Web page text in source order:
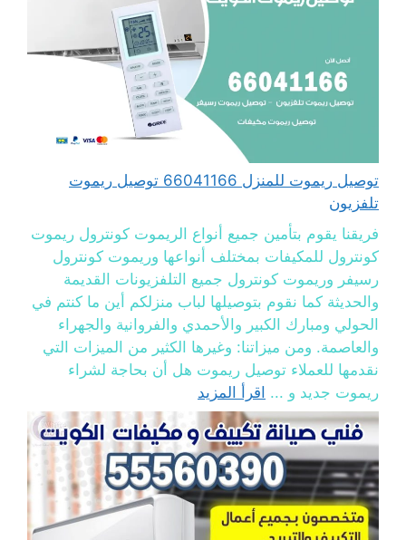
توصيل ريموت للمنزل 66041166 توصيل ريموت
تلفزيون
فريقنا يقوم بتأمين جميع أنواع الريموت كونترول ريموت
كونترول للمكيفات بمختلف أنواعها وريموت كونترول
رسيفر وريموت كونترول جميع التلفزيونات القديمة
والحديثة كما نقوم بتوصيلها لباب منزلكم أين ما كنتم في
الحولي ومبارك الكبير والأحمدي والفروانية والجهراء
والعاصمة. ومن ميزاتنا: وغيرها الكثير من الميزات التي
نقدمها للعملاء توصيل ريموت هل أن بحاجة لشراء
ريموت جديد و ... اقرأ المزيد